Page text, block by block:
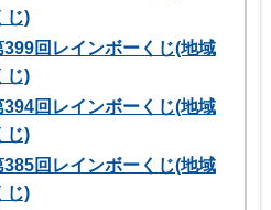
じ)
回レインボーくじ(地域
じ)
回レインボーくじ(地域
じ)
回レインボーくじ(地域
じ)